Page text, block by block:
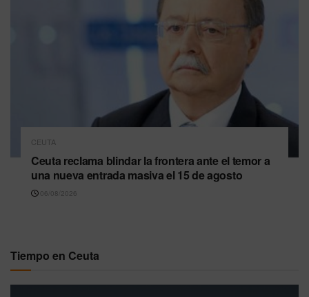
CEUTA
Ceuta reclama blindar la frontera ante el temor a
una nueva entrada masiva el 15 de agosto
06/08/2026
Tiempo en Ceuta